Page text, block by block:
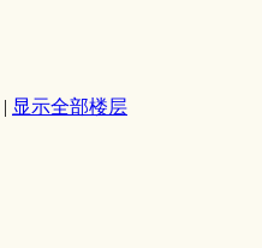
| 显示全部楼层